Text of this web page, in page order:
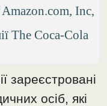
Amazon.com, Inc,
The Coca-Cola
зареєстровані
осіб, які